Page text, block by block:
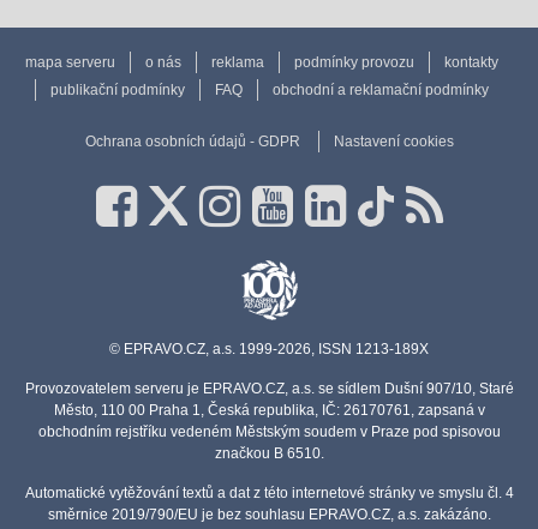
mapa serveru o nás reklama podmínky provozu
kontakty
publikační podmínky
FAQ obchodní a reklamační podmínky
Ochrana osobních údajů - GDPR Nastavení cookies
© EPRAVO.CZ, a.s. 1999-2026, ISSN 1213-189X
Provozovatelem serveru je EPRAVO.CZ, a.s. se sídlem Dušní 907/10, Staré
Město, 110 00 Praha 1, Česká republika, IČ: 26170761, zapsaná v
obchodním rejstříku vedeném Městským soudem v Praze pod spisovou
značkou B 6510.
Automatické vytěžování textů a dat z této internetové stránky ve smyslu čl. 4
směrnice 2019/790/EU je bez souhlasu EPRAVO.CZ, a.s. zakázáno.